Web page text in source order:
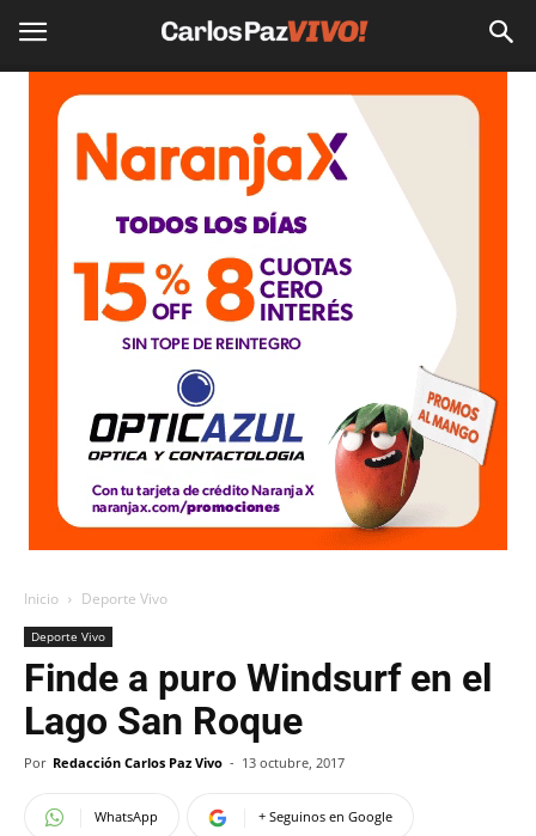
Inicio Deporte Vivo
Deporte Vivo
Finde a puro Windsurf en el
Lago San Roque
Por Redacción Carlos Paz Vivo - 13 octubre, 2017
WhatsApp + Seguinos en Google